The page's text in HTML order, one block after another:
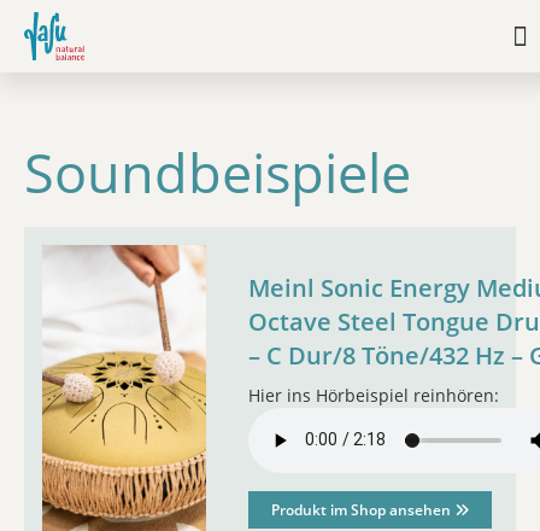
Soundbeispiele
Meinl Sonic Energy
Octave Steel Tongue
– C Dur/8 Töne/432 Hz –
Hier ins Hörbeispiel reinhören:
Produkt im Shop ansehen